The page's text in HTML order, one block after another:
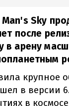
Sky
после
в арену
крупное
в версии
в